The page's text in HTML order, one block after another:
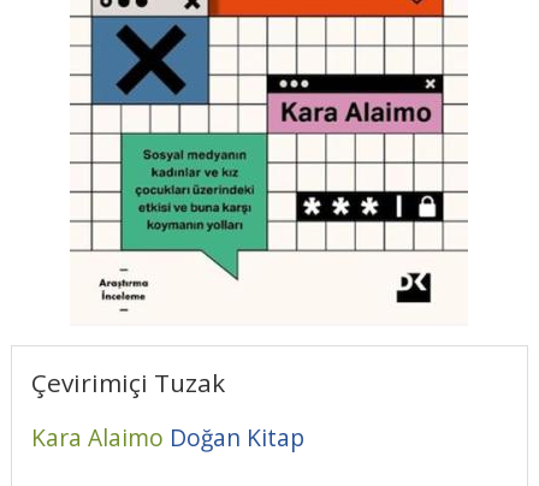
Çevirimiçi Tuzak
Kara Alaimo Doğan Kitap